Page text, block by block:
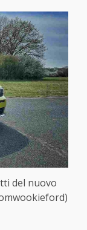
del nuovo